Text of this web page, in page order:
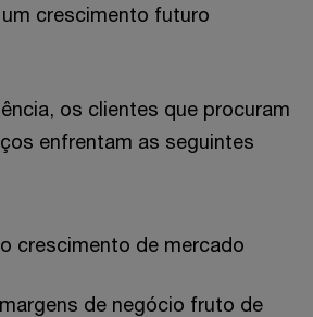
crescimento futuro
os clientes que procuram
enfrentam as seguintes
crescimento de mercado
de negócio fruto de